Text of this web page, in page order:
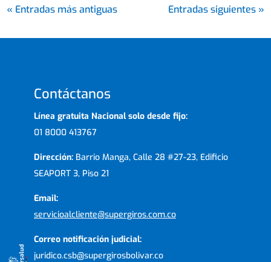
« Entradas más antiguas Entradas siguientes »
Contáctanos
Línea gratuita Nacional solo desde fijo:
01 8000 413767
Dirección: Barrio Manga, Calle 28 #27-23, Edificio
SEAPORT 3, Piso 21
Email:
servicioalcliente@supergiros.com.co
Correo notificación judicial:
juridico.csb@supergirosbolivar.co